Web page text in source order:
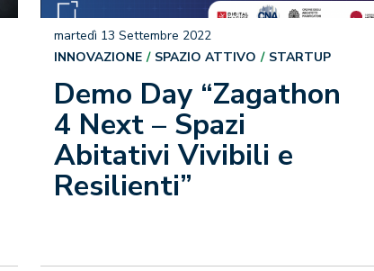
Demo Day “Zagathon
4 Next – Spazi
Abitativi Vivibili e
Resilienti”
martedì 13 Settembre 2022
INNOVAZIONE
SPAZIO ATTIVO STARTUP